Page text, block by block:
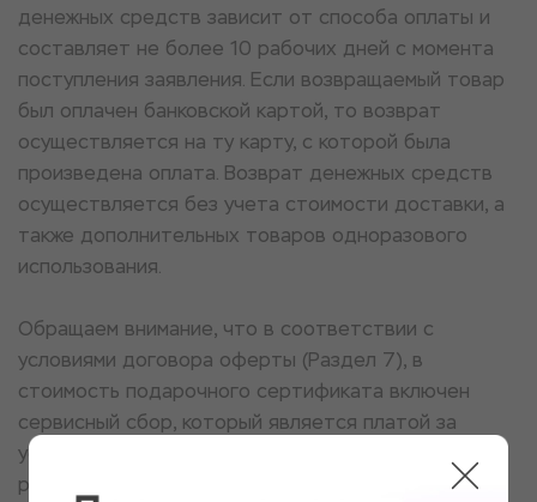
денежных средств зависит от способа оплаты и
составляет не более 10 рабочих дней с момента
поступления заявления. Если возвращаемый товар
был оплачен банковской картой, то возврат
осуществляется на ту карту, с которой была
произведена оплата. Возврат денежных средств
осуществляется без учета стоимости доставки, а
также дополнительных товаров одноразового
использования.
Обращаем внимание, что в соответствии с
условиями договора оферты (Раздел 7), в
стоимость подарочного сертификата включен
сервисный сбор, который является платой за
услуги Агента по приему платежей, оформлению и
реализации подарочных сертификатов на